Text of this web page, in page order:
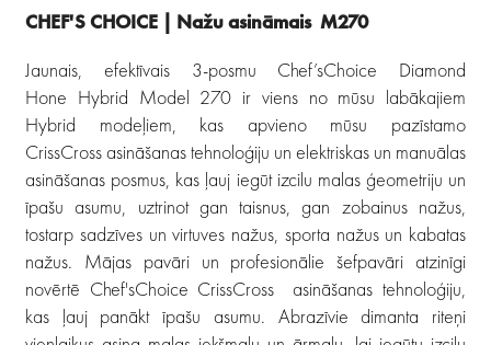
CHEF'S CHOICE | Nažu asināmais M270
Jaunais, efektīvais 3-posmu Chef’sChoice Diamond
Hone Hybrid Model 270 ir viens no mūsu labākajiem
Hybrid modeļiem, kas apvieno mūsu pazīstamo
CrissCross asināšanas tehnoloģiju un elektriskas un manuālas
asināšanas posmus, kas ļauj iegūt izcilu malas ģeometriju un
īpašu asumu, uztrinot gan taisnus, gan zobainus nažus,
tostarp sadzīves un virtuves nažus, sporta nažus un kabatas
nažus. Mājas pavāri un profesionālie šefpavāri atzinīgi
novērtē Chef'sChoice CrissCross asināšanas tehnoloģiju,
kas ļauj panākt īpašu asumu. Abrazīvie dimanta riteņi